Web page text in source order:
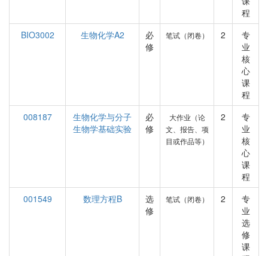
程
BIO3002
生物化学A2
必
修
笔试（闭卷） 2
专
业
核
心
课
程
008187
生物化学与分子
生物学基础实验
必
修
大作业（论
文、报告、项
目或作品等）
2
专
业
核
心
课
程
001549
数理方程B
选
修
笔试（闭卷） 2
专
业
选
修
课